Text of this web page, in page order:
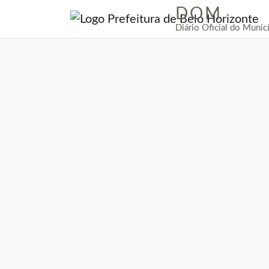
| DOM
Diário Oficial do